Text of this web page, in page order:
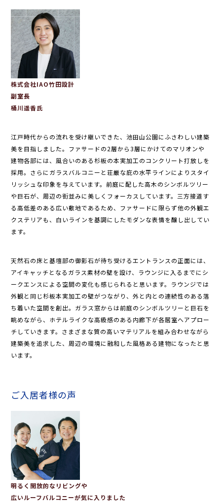
株式会社IAO竹田設計
副室長
桶川遥香氏
江戸時代からの流れを受け継いできた、池田山公園にふさわしい建築
美を目指しました。ファサードの2層から3層にかけてのマリオンや
建物各部には、風合いのある杉板の本実加工のコンクリート打放しを
採用。さらにガラスバルコニーと荘厳な庇の水平ラインによりスタイ
リッシュな印象を与えています。前庭に配した高木のシンボルツリー
や巨石が、周辺の街並みに美しくフォーカスしています。三方接道す
る高低差のある広い敷地であるため、ファサードに限らず他の外観エ
クステリアも、白いラインを基調にしたモダンな表情を醸し出してい
ます。
天然石の床と基壇部の御影石が待ち受けるエントランスの正面には、
アイキャッチとなるガラス素材の壁を設け、ラウンジに入るまでにシ
ークエンスによる空間の変化も感じられると思います。ラウンジでは
外観と同じ杉板本実加工の壁がつながり、外と内との連続性のある落
ち着いた空間を創出。ガラス窓からは前庭のシンボルツリーと巨石を
眺めながら、ホテルライクな高級感のある内廊下が各居室へアプロー
チしていきます。さまざまな質の高いマテリアルを組み合わせながら
建築美を追求した、周辺の環境に融和した風格ある建物になったと思
います。
ご入居者様の声
明るく開放的なリビングや
広いルーフバルコニーが気に入りました